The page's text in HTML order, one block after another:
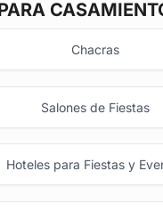
Chacras
Salones de Fiestas
Hoteles para Fiestas y